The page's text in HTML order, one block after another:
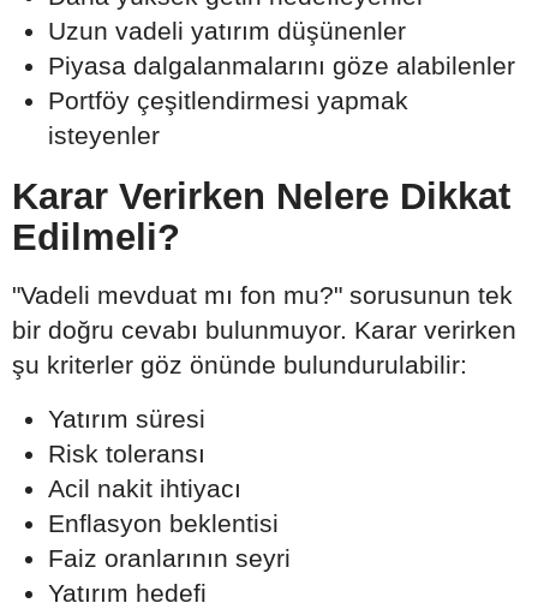
Uzun vadeli yatırım düşünenler
Piyasa dalgalanmalarını göze alabilenler
Portföy çeşitlendirmesi yapmak
isteyenler
Karar Verirken Nelere Dikkat
Edilmeli?
"Vadeli mevduat mı fon mu?" sorusunun tek
bir doğru cevabı bulunmuyor. Karar verirken
şu kriterler göz önünde bulundurulabilir:
Yatırım süresi
Risk toleransı
Acil nakit ihtiyacı
Enflasyon beklentisi
Faiz oranlarının seyri
Yatırım hedefi